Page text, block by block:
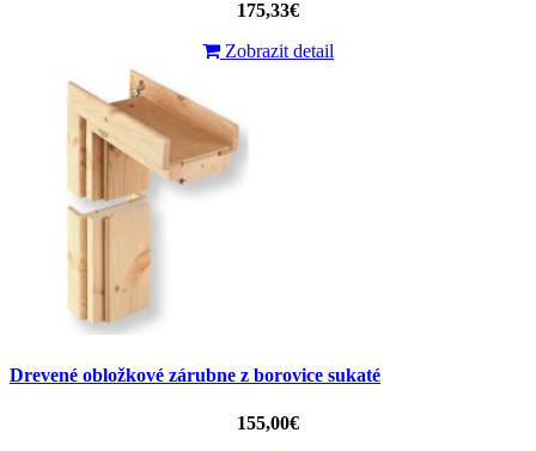
175,33€
Zobrazit detail
Drevené obložkové zárubne z borovice sukaté
155,00€